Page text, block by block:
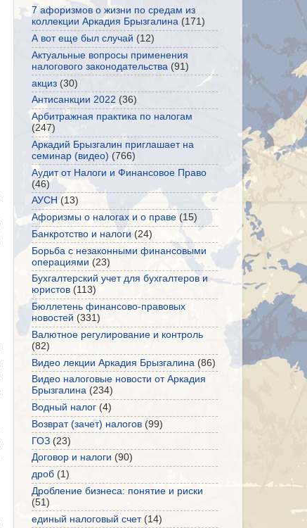
7 афоризмов о жизни по средам из
коллекции Аркадия Брызгалина (171)
А вот еще был случай (12)
Актуальные вопросы применения
налогового законодательства (91)
акциз (30)
Антисанкции 2022 (36)
Арбитражная практика по налогам
(247)
Аркадий Брызгалин приглашает на
семинар (видео) (766)
Аудит от Налоги и Финансовое Право
(46)
АУСН (13)
Афоризмы о налогах и о праве (15)
Банкротство и налоги (24)
Борьба с незаконными финансовыми
операциями (23)
Бухгалтерский учет для бухгалтеров и
юристов (113)
Бюллетень финансово-правовых
новостей (331)
Валютное регулирование и контроль
(82)
Видео лекции Аркадия Брызгалина (86)
Видео налоговые новости от Аркадия
Брызгалина (234)
Водный налог (4)
Возврат (зачет) налогов (99)
ГОЗ (23)
Договор и налоги (90)
дроб (1)
Дробление бизнеса: понятие и риски
(51)
единый налоговый счет (14)